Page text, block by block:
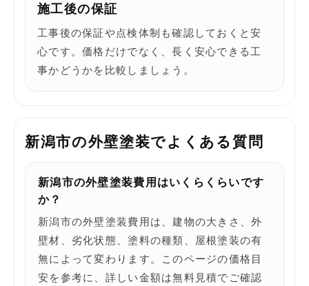
施工後の保証
工事後の保証や点検体制も確認しておくと安
心です。価格だけでなく、長く安心できる工
事かどうかを比較しましょう。
新潟市の外壁塗装でよくある質問
新潟市の外壁塗装費用はいくらくらいです
か？
新潟市の外壁塗装費用は、建物の大きさ、外
壁材、劣化状態、塗料の種類、屋根塗装の有
無によって変わります。このページの価格目
安を参考に、詳しい金額は無料見積でご確認